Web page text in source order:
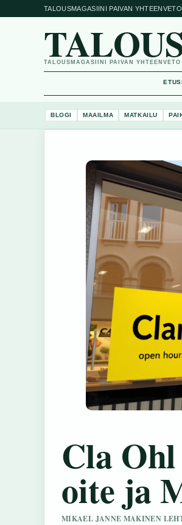
TALOUSMAGASIINI PAIVAN YHTEENVETO
TALOUSMAGASIINI PAIVAN YHTEENVETO
BLOGI MAAILMA MATKAILU
Cla
oite ja
MIKAEL JANNE MAKINEN